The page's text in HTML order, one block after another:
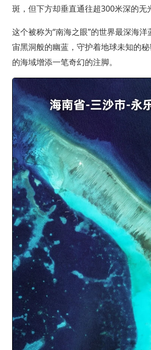
斑，但下方却垂直通往超300米深的无
这个被称为“南海之眼”的世界最深海
宙黑洞般的幽蓝，守护着地球未知的
的海域增添一笔奇幻的注脚。